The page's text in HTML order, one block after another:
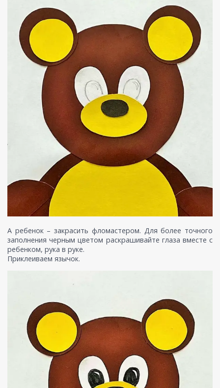
А ребенок – закрасить фломастером. Для более точного
заполнения черным цветом раскрашивайте глаза вместе с
ребенком, рука в руке.
Приклеиваем язычок.